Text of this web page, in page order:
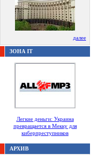
далее
ЗОНА IT
Легкие деньги: Украина
превращается в Мекку для
киберпреступников
АРХИВ